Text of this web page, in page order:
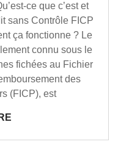
ce que c’est et
sans Contrôle FICP
ça fonctionne ? Le
connu sous le
fichées au Fichier
des
(FICP), est